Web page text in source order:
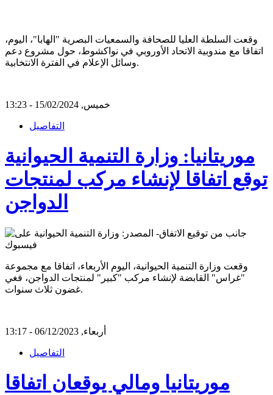
وقعت السلطة العليا للصحافة والسمعيات البصرية "الهابا"، اليوم،
اتفاقا مع مندوبية الاتحاد الأوروبي في نواكشوط، حول مشروع دعم
وسائل الإعلام في الفترة الانتخابية.
خميس, 15/02/2024 - 13:23
التفاصيل
موريتانيا: وزارة التنمية الحيوانية
توقع اتفاقا لإنشاء مركب لمنتجات
الدواجن
وقعت وزارة التنمية الحيوانية، اليوم الأربعاء، اتفاقا مع مجموعة
"غراس" القابضة لإنشاء مركب "كبير" لمنتجات الدواجن، فغي
غضون ثلاث سنوات.
أربعاء, 06/12/2023 - 13:17
التفاصيل
موريتانيا ومالي يوقعان اتفاقا